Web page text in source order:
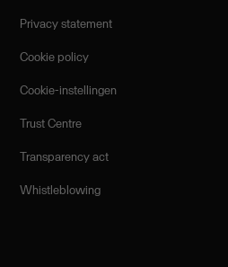
Privacy statement
Cookie policy
Cookie-instellingen
Trust Centre
Transparency act
Whistleblowing